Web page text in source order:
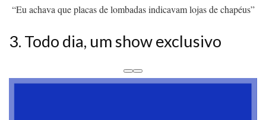
“Eu achava que placas de lombadas indicavam lojas de chapéus”
3. Todo dia, um show exclusivo